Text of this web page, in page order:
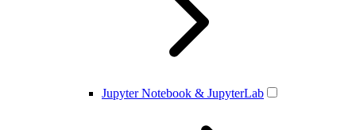
Jupyter Notebook & JupyterLab